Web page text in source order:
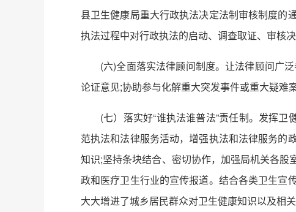
县卫生健康局重大行政执法决定法制审核制度的
执法过程中对行政执法的启动、调查取证、审核
(六)全面落实法律顾问制度。让法律顾问广
论证意见;协助参与化解重大突发事件或重大疑难
(七）落实好“谁执法谁普法”责任制。发挥
范执法和法律服务活动，增强执法和法律服务的
知识;坚持条块结合、密切协作，加强局机关各
政和医疗卫生行业的宣传报道。结合各类卫生宣
大大增进了城乡居民群众对卫生健康知识以及相